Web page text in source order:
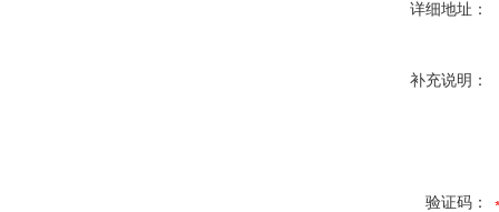
详细地址：
补充说明：
验证码：